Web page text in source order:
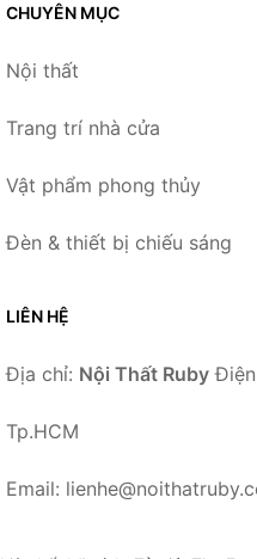
CHUYÊN MỤC
Nội thất
Trang trí nhà cửa
Vật phẩm phong thủy
Đèn & thiết bị chiếu sáng
LIÊN HỆ
Địa chỉ: Nội Thất Ruby Điện
Tp.HCM
Email: